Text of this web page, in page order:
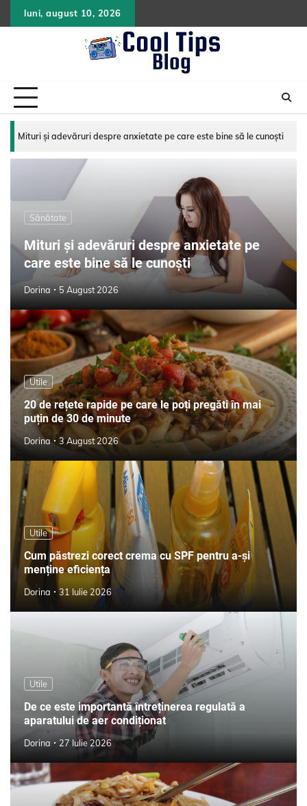
to
luni, august 10, 2026
Sănătate
Mituri și adevăruri despre anxietate pe
care este bine să le cunoști
Dorina 5 August 2026
Utile
20 de rețete rapide pe care le poți pregăti în mai
puțin de 30 de minute
Dorina 3 August 2026
Utile
Cum păstrezi corect crema cu SPF pentru a-și
menține eficiența
Dorina 31 Iulie 2026
Utile
De ce este importantă întreținerea regulată a
aparatului de aer condiționat
Dorina 27 Iulie 2026